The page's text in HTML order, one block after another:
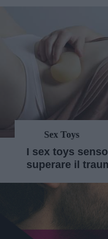
Sex Toys
I sex toys
superare il